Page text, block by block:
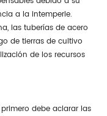
a la intemperie.
las tuberías de acero
de tierras de cultivo
de los recursos
debe aclarar las